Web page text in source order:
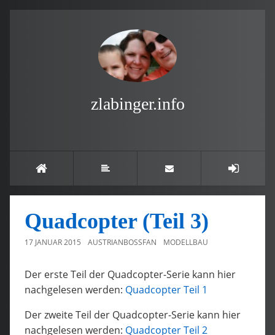
zlabinger.info
Quadcopter (Teil 3)
17 JANUAR 2015 AUSTRIANBOSSFAN MODELLBAU
Der erste Teil der Quadcopter-Serie kann hier
nachgelesen werden: Quadcopter Teil 1
Der zweite Teil der Quadcopter-Serie kann hier
nachgelesen werden: Quadcopter Teil 2